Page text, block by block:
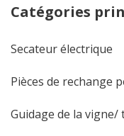
Catégories
Secateur électrique
Pièces de rechange
Guidage de la vigne/